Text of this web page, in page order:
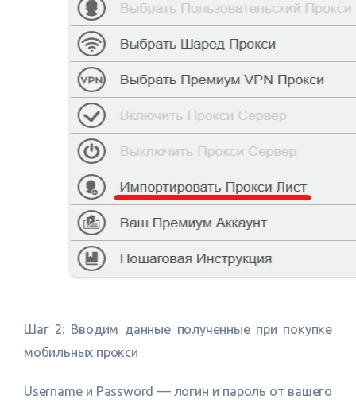
Шаг 2: Вводим данные полученные при покупке
мобильных прокси
Username и Password — логин и пароль от вашего